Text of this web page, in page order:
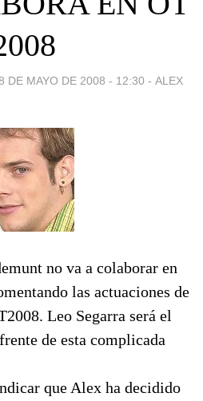
DE MAYO DE 2008 - 12:30 - ALEX
no va a colaborar en
las actuaciones de
Leo Segarra será el
de esta complicada
que Alex ha decidido